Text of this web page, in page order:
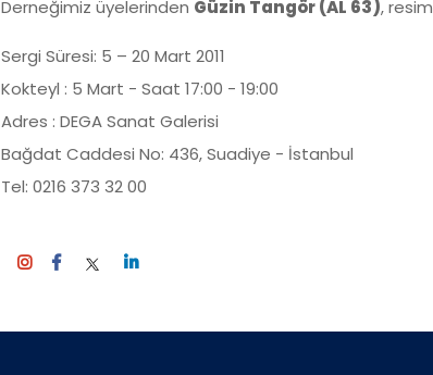
Derneğimiz üyelerinden Güzin Tangör (AL 63),
Sergi Süresi: 5 – 20 Mart 2011
Kokteyl : 5 Mart - Saat 17:00 - 19:00
Adres : DEGA Sanat Galerisi
Bağdat Caddesi No: 436, Suadiye - İstanbul
Tel: 0216 373 32 00